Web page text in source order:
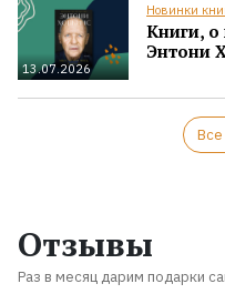
13.07.2026
Новинки
Книги, о
Энтони
Все
Отзывы
Раз в месяц дарим подарки